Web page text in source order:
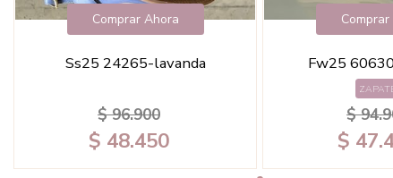
Comprar Ahora
Ss25 24265-lavanda
$ 96.900
$ 48.450
Fw25
$
$